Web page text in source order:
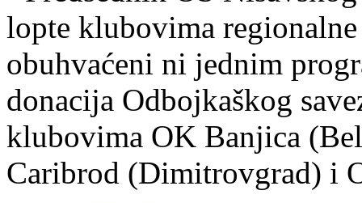
lopte klubovima
obuhvaćeni ni jednim
donacija Odbojkaškog
klubovima OK Banjica
Caribrod (Dimitrovgrad) i